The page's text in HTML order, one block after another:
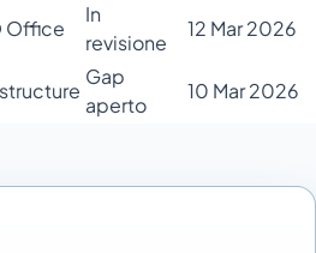
Office
In
revisione
12 Mar 2026
Gap
aperto
10 Mar 2026